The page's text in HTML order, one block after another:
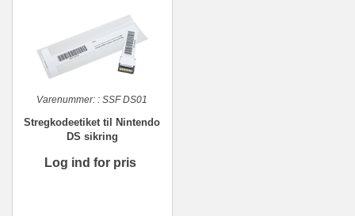
Varenummer: : SSF DS01
Stregkodeetiket til Nintendo
DS sikring
Log ind for pris